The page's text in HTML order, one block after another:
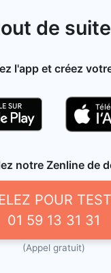
de
l'app et créez
notre Zenline de
POUR
01 59 13 31 31
(Appel gratuit)